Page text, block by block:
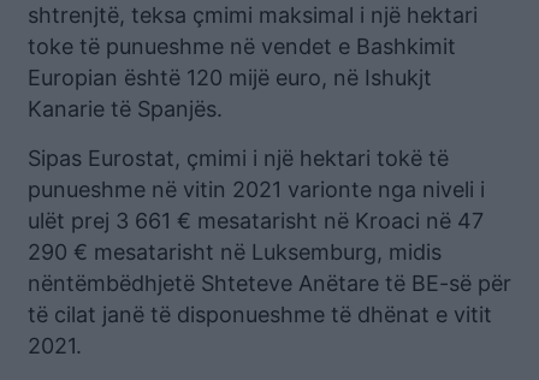
shtrenjtë, teksa çmimi maksimal i një hektari
toke të punueshme në vendet e Bashkimit
Europian është 120 mijë euro, në Ishukjt
Kanarie të Spanjës.
Sipas Eurostat, çmimi i një hektari tokë të
punueshme në vitin 2021 varionte nga niveli i
ulët prej 3 661 € mesatarisht në Kroaci në 47
290 € mesatarisht në Luksemburg, midis
nëntëmbëdhjetë Shteteve Anëtare të BE-së për
të cilat janë të disponueshme të dhënat e vitit
2021.